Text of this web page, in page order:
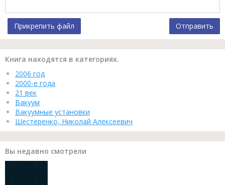
Прикрепить файл Отправить
Книга находятся в категориях.
2006 год
2000-е года
21 век
Вакуум
Вакуумные установки
Шестеренко, Николай Алексеевич
Вы недавно смотрели